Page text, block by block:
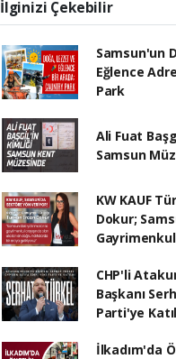
İlginizi Çekebilir
Samsun'un
Eğlence
Park
Ali Fuat
Samsun
KW KAUF
Dokur;
CHP'li
Başkanı
Parti'ye
İlkadım'da